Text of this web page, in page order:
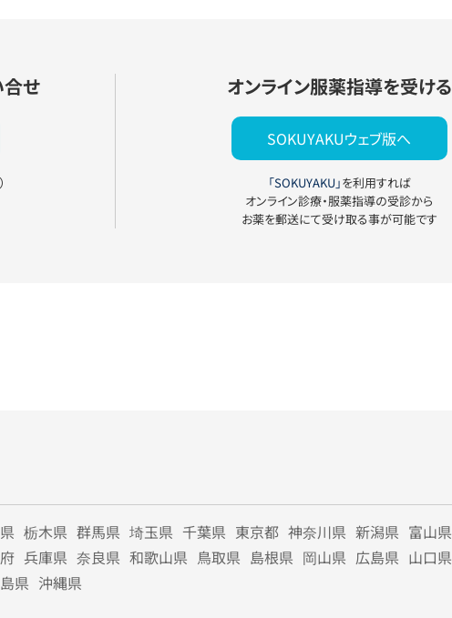
合せ オンライン服薬指導を受ける
SOKUYAKUウェブ版へ
「SOKUYAKU」を利用すれば
オンライン診療・服薬指導の受診から
お薬を郵送にて受け取る事が可能です
栃木県 群馬県 埼玉県 千葉県 東京都 神奈川県 新潟県 富山県
兵庫県 奈良県 和歌山県 鳥取県 島根県 岡山県 広島県 山口県
県 沖縄県